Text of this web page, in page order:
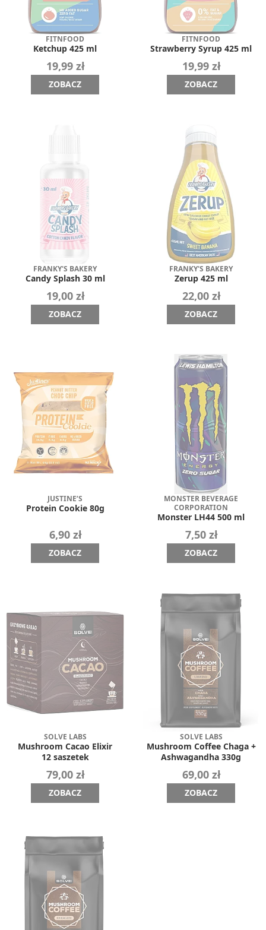
FITNFOOD
Ketchup 425 ml
19,99 zł
ZOBACZ
FITNFOOD
Strawberry Syrup 425 ml
19,99 zł
ZOBACZ
FRANKY'S BAKERY
Candy Splash 30 ml
19,00 zł
ZOBACZ
FRANKY'S BAKERY
Zerup 425 ml
22,00 zł
ZOBACZ
JUSTINE’S
Protein Cookie 80g
6,90 zł
ZOBACZ
MONSTER BEVERAGE
CORPORATION
Monster LH44 500 ml
7,50 zł
ZOBACZ
SOLVE LABS
Mushroom Cacao Elixir
12 saszetek
79,00 zł
ZOBACZ
SOLVE LABS
Mushroom Coffee Chaga +
Ashwagandha 330g
69,00 zł
ZOBACZ